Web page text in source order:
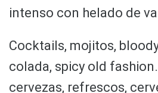
intenso con helado de
Cocktails, mojitos,
colada, spicy old
cervezas, refrescos,